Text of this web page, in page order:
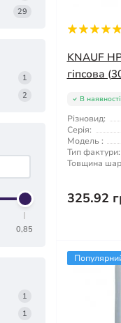
29
1
2
0,85
1
1
KNAUF
гіпсова
В наявності
Різновид:
Серія:
Модель :
Тип фактури:
Товщина
325.92